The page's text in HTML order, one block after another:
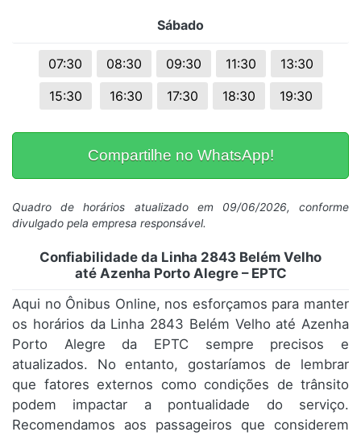
Sábado
07:30 08:30 09:30 11:30
13:30
15:30
16:30 17:30 18:30 19:30
Compartilhe no WhatsApp!
Quadro de horários atualizado em 09/06/2026, conforme
divulgado pela empresa responsável.
Confiabilidade da Linha 2843 Belém Velho
até Azenha Porto Alegre – EPTC
Aqui no Ônibus Online, nos esforçamos para manter
os horários da Linha 2843 Belém Velho até Azenha
Porto Alegre da EPTC sempre precisos e
atualizados. No entanto, gostaríamos de lembrar
que fatores externos como condições de trânsito
podem impactar a pontualidade do serviço.
Recomendamos aos passageiros que considerem